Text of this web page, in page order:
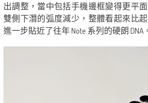
出調整，當中包括手機邊框變得更平
雙側下潛的弧度減少，整體看起來比
進一步貼近了往年 Note 系列的硬朗 DNA